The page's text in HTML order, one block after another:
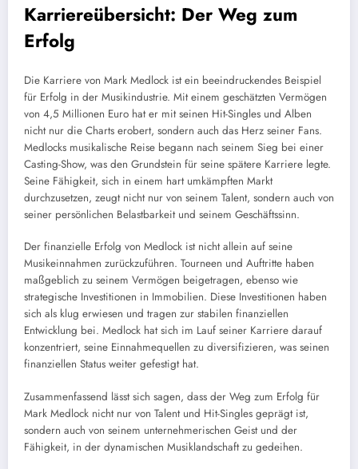
Karriereübersicht: Der Weg zum
Erfolg
Die Karriere von Mark Medlock ist ein beeindruckendes Beispiel
für Erfolg in der Musikindustrie. Mit einem geschätzten Vermögen
von 4,5 Millionen Euro hat er mit seinen Hit-Singles und Alben
nicht nur die Charts erobert, sondern auch das Herz seiner Fans.
Medlocks musikalische Reise begann nach seinem Sieg bei einer
Casting-Show, was den Grundstein für seine spätere Karriere legte.
Seine Fähigkeit, sich in einem hart umkämpften Markt
durchzusetzen, zeugt nicht nur von seinem Talent, sondern auch von
seiner persönlichen Belastbarkeit und seinem Geschäftssinn.
Der finanzielle Erfolg von Medlock ist nicht allein auf seine
Musikeinnahmen zurückzuführen. Tourneen und Auftritte haben
maßgeblich zu seinem Vermögen beigetragen, ebenso wie
strategische Investitionen in Immobilien. Diese Investitionen haben
sich als klug erwiesen und tragen zur stabilen finanziellen
Entwicklung bei. Medlock hat sich im Lauf seiner Karriere darauf
konzentriert, seine Einnahmequellen zu diversifizieren, was seinen
finanziellen Status weiter gefestigt hat.
Zusammenfassend lässt sich sagen, dass der Weg zum Erfolg für
Mark Medlock nicht nur von Talent und Hit-Singles geprägt ist,
sondern auch von seinem unternehmerischen Geist und der
Fähigkeit, in der dynamischen Musiklandschaft zu gedeihen.